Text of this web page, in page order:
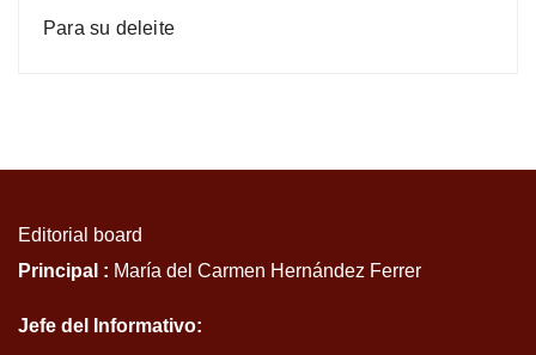
Para su deleite
Editorial board
Principal : María del Carmen Hernández Ferrer
Jefe del Informativo: